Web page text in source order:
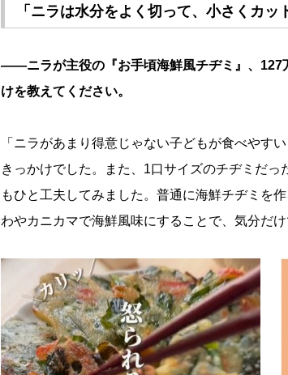
「ニラは水分をよく切って、小さくカッ
――ニラが主役の『お手頃海鮮風チヂミ』、127
けを教えてください。
「ニラがあまり得意じゃない子どもが食べやす
きっかけでした。また、1口サイズのチヂミだっ
もひと工夫してみました。普通に海鮮チヂミを
わやカニカマで海鮮風味にすることで、気分だ